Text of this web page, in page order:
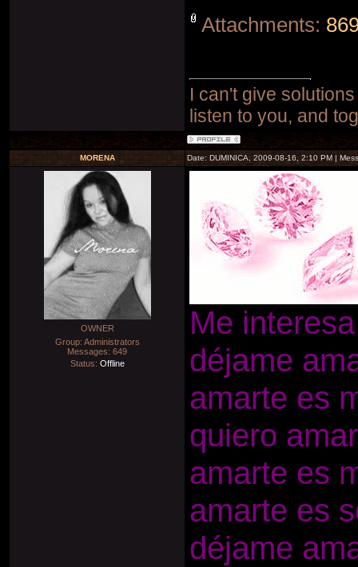
Attachments:
I can't give
listen to you, and
MORENA Date: DUMINICA, 2009-08-16, 2:10 PM |
OWNER
Group: Administrators
Messages: 649
Status: Offline
Me
déjame
amarte es
quiero
amarte es
amarte es
déjame